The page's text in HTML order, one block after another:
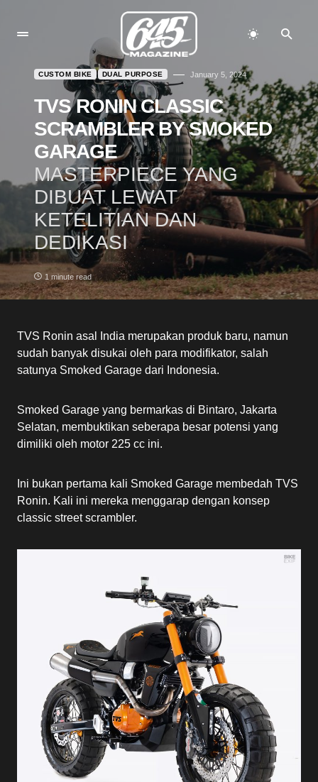
CUSTOM BIKE DUAL PURPOSE January 5, 2024
TVS RONIN CLASSIC
SCRAMBLER BY SMOKED
GARAGE
MASTERPIECE YANG
DIBUAT LEWAT
KETELITIAN DAN
DEDIKASI
1 minute read
TVS Ronin asal India merupakan produk baru, namun
sudah banyak disukai oleh para modifikator, salah
satunya Smoked Garage dari Indonesia.
Smoked Garage yang bermarkas di Bintaro, Jakarta
Selatan, membuktikan seberapa besar potensi yang
dimiliki oleh motor 225 cc ini.
Ini bukan pertama kali Smoked Garage membedah TVS
Ronin. Kali ini mereka menggarap dengan konsep
classic street scrambler.